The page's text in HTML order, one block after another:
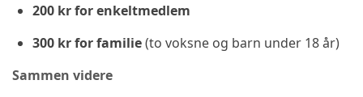
200 kr for enkeltmedlem
300 kr for familie(to voksne og barn under 18 år)
Sammen videre